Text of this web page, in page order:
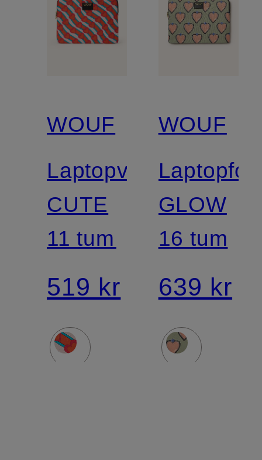
WOUF
Laptopväska
CUTE
11 tum
519 kr
WOUF
GLOW
16 tum
639 kr